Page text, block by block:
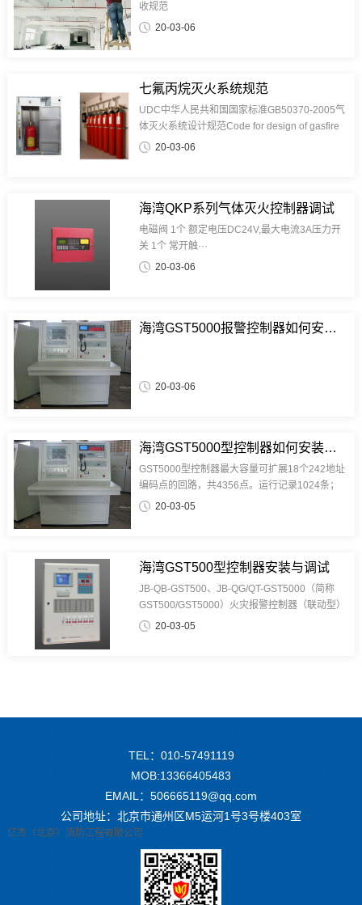
收规范
20-03-06
七氟丙烷灭火系统规范
UDC中华人民共和国国家标准GB50370-2005气
体灭火系统设计规范Code for design of gasfire
extinguishing systems2006－03－01 发布 2006
[2002]26 号文《二○○一~二○○二年度工···
20-03-06
海湾QKP系列气体灭火控制器调试
电磁阀 1个 额定电压DC24V,最大电流3A压力开
关 1个 常开触···
20-03-06
海湾GST5000报警控制器如何安装与调试
20-03-06
海湾GST5000型控制器如何安装与调试
GST5000型控制器最大容量可扩展18个242地址
编码点的回路，共4356点。运行记录1024条；
火警记录1024条；操作记录128条。联动公式
的控制；可扩充消防广播控制盘和消防电话控制
盘，组成消防广播和消防电话系统；每个回路最
多可同时配置4台64点手动消防启动盘+4台14路
话控制盘或1个消防广播控制盘+1个消防电话控
20-03-05
海湾GST500型控制器安装与调试
JB-QB-GST500、JB-QG/QT-GST5000（简称
GST500/GST5000）火灾报警控制器（联动型）
（简称为控制器）是海湾公司推出的新一代火灾
20-03-05
TEL：010-57491119
MOB:13366405483
EMAIL：506665119@qq.com
公司地址：北京市通州区M5运河1号3号楼403室
亿杰（北京）消防工程有限公司